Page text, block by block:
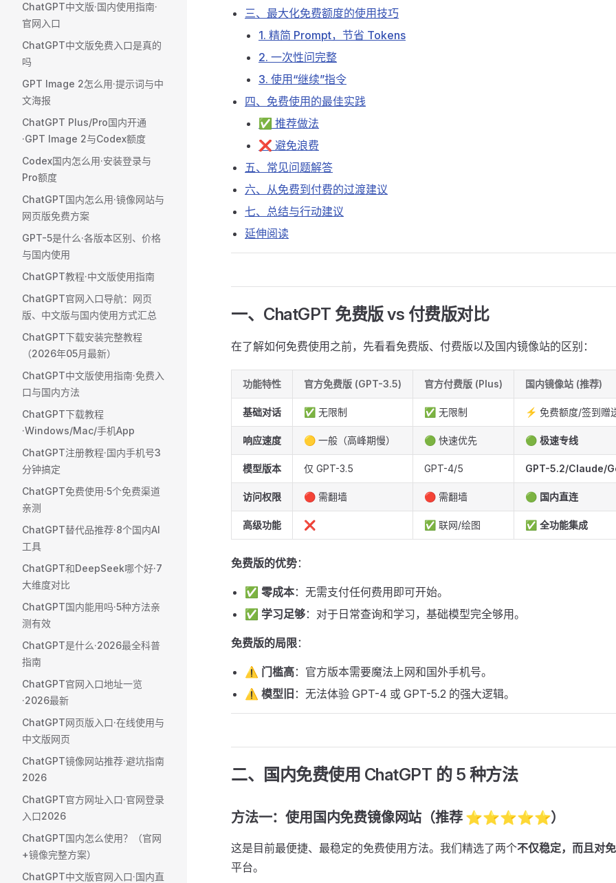
ChatGPT中文版·国内使用指南·
官网入口
ChatGPT中文版免费入口是真的
吗
GPT Image 2怎么用·提示词与中
文海报
ChatGPT Plus/Pro国内开通
·GPT Image 2与Codex额度
Codex国内怎么用·安装登录与
Pro额度
ChatGPT国内怎么用·镜像网站与
网页版免费方案
GPT-5是什么·各版本区别、价格
与国内使用
ChatGPT教程·中文版使用指南
ChatGPT官网入口导航：网页
版、中文版与国内使用方式汇总
ChatGPT下载安装完整教程
（2026年05月最新）
ChatGPT中文版使用指南·免费入
口与国内方法
ChatGPT下载教程
·Windows/Mac/手机App
ChatGPT注册教程·国内手机号3
分钟搞定
ChatGPT免费使用·5个免费渠道
亲测
ChatGPT替代品推荐·8个国内AI
工具
ChatGPT和DeepSeek哪个好·7
大维度对比
ChatGPT国内能用吗·5种方法亲
测有效
ChatGPT是什么·2026最全科普
指南
ChatGPT官网入口地址一览
·2026最新
ChatGPT网页版入口·在线使用与
中文版网页
ChatGPT镜像网站推荐·避坑指南
2026
ChatGPT官方网址入口·官网登录
入口2026
ChatGPT国内怎么使用？（官网
+镜像完整方案）
ChatGPT中文版官网入口·国内直
三、最大化免费额度的使用技巧
1. 精简 Prompt，节省 Tokens
2. 一次性问完整
3. 使用“继续”指令
四、免费使用的最佳实践
✅ 推荐做法
❌ 避免浪费
五、常见问题解答
六、从免费到付费的过渡建议
七、总结与行动建议
延伸阅读
一、ChatGPT 免费版 vs 付费版对比
在了解如何免费使用之前，先看看免费版、付费版以及国内镜像站的区别：
功能特性 官方免费版 (GPT-3.5) 官方付费版 (Plus) 国内镜像站 (推荐)
基础对话 ✅ 无限制 ✅ 无限制 ⚡ 免费额度/签到赠
响应速度 🟡 一般（高峰期慢） 🟢 快速优先 🟢 极速专线
模型版本 仅 GPT-3.5 GPT-4/5 GPT-5.2/Claude/
访问权限 🔴 需翻墙 🔴 需翻墙 🟢 国内直连
高级功能 ❌ ✅ 联网/绘图 ✅ 全功能集成
免费版的优势：
✅ 零成本：无需支付任何费用即可开始。
✅ 学习足够：对于日常查询和学习，基础模型完全够用。
免费版的局限：
⚠️ 门槛高：官方版本需要魔法上网和国外手机号。
⚠️ 模型旧 ：无法体验 GPT-4 或 GPT-5.2 的强大逻辑。
二、国内免费使用 ChatGPT 的 5 种方法
方法一：使用国内免费镜像网站（推荐 ⭐⭐⭐⭐⭐）
这是目前最便捷、最稳定的免费使用方法。我们精选了两个不仅稳定，而且对
平台。